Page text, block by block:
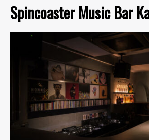
Spincoaster Music Bar